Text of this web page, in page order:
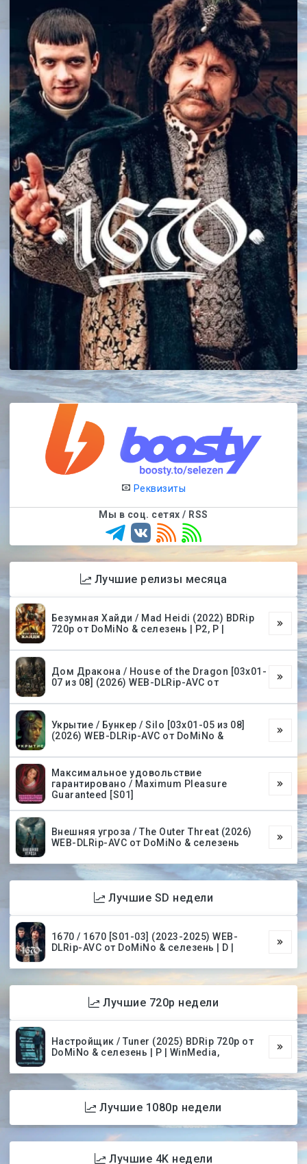
Реквизиты
Мы в соц. сетях / RSS
Лучшие релизы месяца
Безумная Хайди / Mad Heidi (2022) BDRip
720p от DoMiNo & селезень | P2, P |
Дом Дракона / House of the Dragon [03х01-
07 из 08] (2026) WEB-DLRip-AVC от
Укрытие / Бункер / Silo [03х01-05 из 08]
(2026) WEB-DLRip-AVC от DoMiNo &
Максимальное удовольствие
гарантировано / Maximum Pleasure
Guaranteed [S01]
Внешняя угроза / The Outer Threat (2026)
WEB-DLRip-AVC от DoMiNo & селезень
Лучшие SD недели
1670 / 1670 [S01-03] (2023-2025) WEB-
DLRip-AVC от DoMiNo & селезень | D |
Лучшие 720p недели
Настройщик / Tuner (2025) BDRip 720p от
DoMiNo & селезень | P | WinMedia,
Лучшие 1080p недели
Лучшие 4K недели